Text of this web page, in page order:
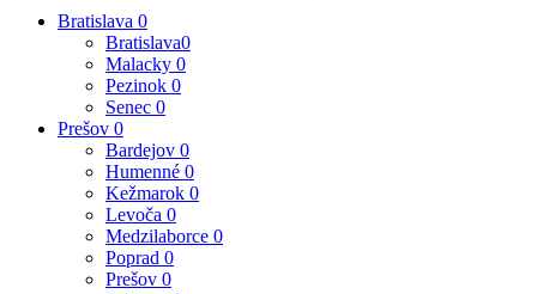
Bratislava 0
Bratislava0
Malacky 0
Pezinok 0
Senec 0
Prešov 0
Bardejov 0
Humenné 0
Kežmarok 0
Levoča 0
Medzilaborce 0
Poprad 0
Prešov 0